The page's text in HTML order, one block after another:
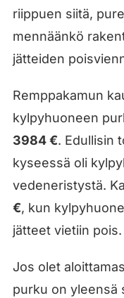
riippuen siitä,
mennäänkö
jätteiden
Remppakamun
kylpyhuoneen
3984 €. Edullisin
kyseessä oli
vedeneristystä.
€, kun
jätteet vietiin pois.
Jos olet
purku on yleensä